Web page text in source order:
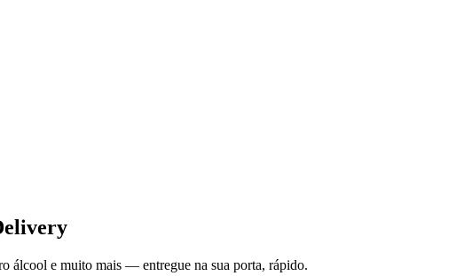
álcool e muito mais — entregue na sua porta, rápido.